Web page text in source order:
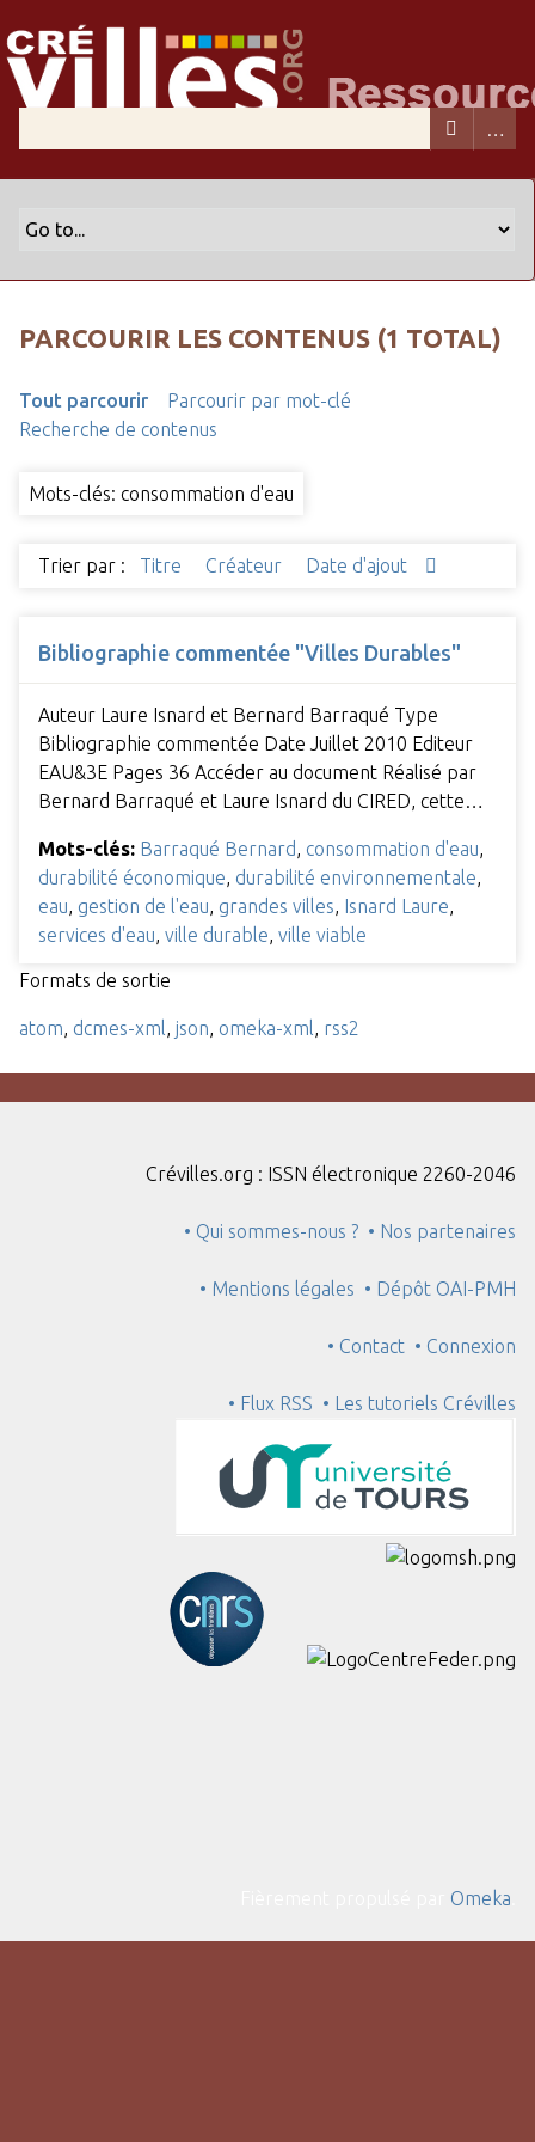
PARCOURIR LES CONTENUS (1 TOTAL)
Tout parcourir
Parcourir par mot-clé
Recherche de contenus
Mots-clés: consommation d'eau
Trier par : Titre Créateur Date d'ajout
Bibliographie commentée "Villes Durables"
Auteur Laure Isnard et Bernard Barraqué Type
Bibliographie commentée Date Juillet 2010 Editeur
EAU&3E Pages 36 Accéder au document Réalisé par
Bernard Barraqué et Laure Isnard du CIRED, cette…
Mots-clés: Barraqué Bernard consommation d'eau
durabilité économique durabilité environnementale
eau gestion de l'eau grandes villes Isnard Laure
services d'eau ville durable ville viable
Formats de sortie
atom dcmes-xml json omeka-xml rss2
Crévilles.org : ISSN électronique 2260-2046
• Qui sommes-nous ? • Nos partenaires
• Mentions légales • Dépôt OAI-PMH
• Contact • Connexion
• Flux RSS • Les tutoriels Crévilles
Omeka